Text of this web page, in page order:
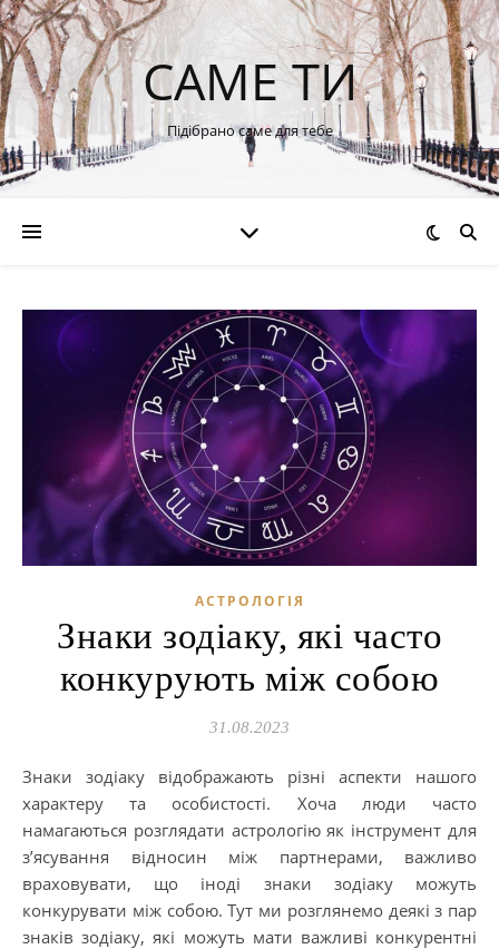
САМЕ ТИ
Підібрано саме для тебе
АСТРОЛОГІЯ
Знаки зодіаку, які часто
конкурують між собою
31.08.2023
Знаки зодіаку відображають різні аспекти нашого
характеру та особистості. Хоча люди часто
намагаються розглядати астрологію як інструмент для
з’ясування відносин між партнерами, важливо
враховувати, що іноді знаки зодіаку можуть
конкурувати між собою. Тут ми розглянемо деякі з пар
знаків зодіаку, які можуть мати важливі конкурентні